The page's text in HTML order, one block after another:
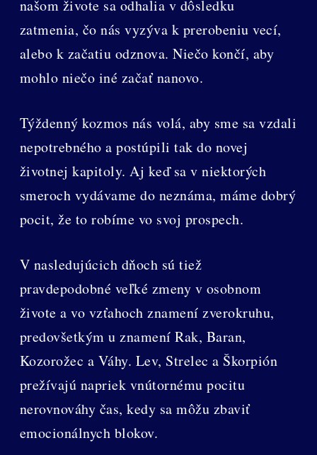
našom živote sa odhalia v dôsledku
zatmenia, čo nás vyzýva k prerobeniu vecí,
alebo k začatiu odznova. Niečo končí, aby
mohlo niečo iné začať nanovo.
Týždenný kozmos nás volá, aby sme sa vzdali
nepotrebného a postúpili tak do novej
životnej kapitoly. Aj keď sa v niektorých
smeroch vydávame do neznáma, máme dobrý
pocit, že to robíme vo svoj prospech.
V nasledujúcich dňoch sú tiež
pravdepodobné veľké zmeny v osobnom
živote a vo vzťahoch znamení zverokruhu,
predovšetkým u znamení Rak, Baran,
Kozorožec a Váhy. Lev, Strelec a Škorpión
prežívajú napriek vnútornému pocitu
nerovnováhy čas, kedy sa môžu zbaviť
emocionálnych blokov.